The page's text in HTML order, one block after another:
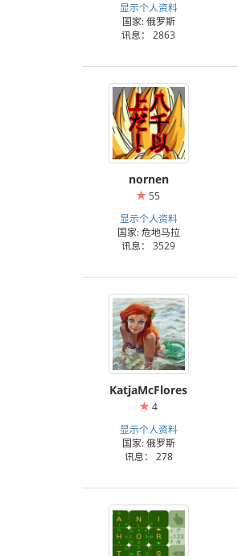
显示个人资料
国家: 俄罗斯
讯息： 2863
nornen
55
显示个人资料
国家: 危地马拉
讯息： 3529
KatjaMcFlores
4
显示个人资料
国家: 俄罗斯
讯息： 278